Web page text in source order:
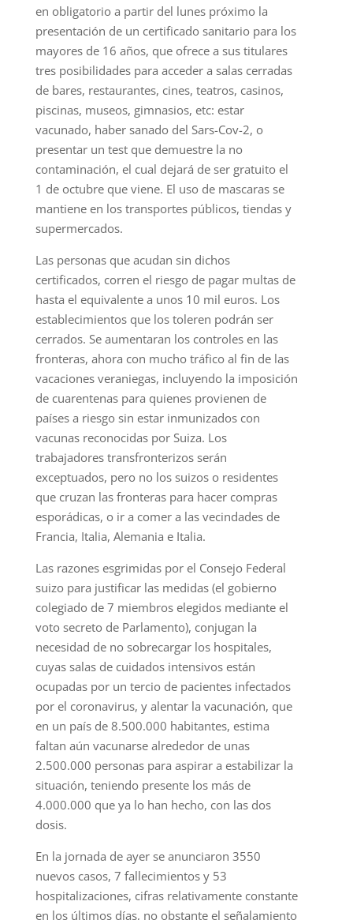
en obligatorio a partir del lunes próximo la
presentación de un certificado sanitario para los
mayores de 16 años, que ofrece a sus titulares
tres posibilidades para acceder a salas cerradas
de bares, restaurantes, cines, teatros, casinos,
piscinas, museos, gimnasios, etc: estar
vacunado, haber sanado del Sars-Cov-2, o
presentar un test que demuestre la no
contaminación, el cual dejará de ser gratuito el
1 de octubre que viene. El uso de mascaras se
mantiene en los transportes públicos, tiendas y
supermercados.
Las personas que acudan sin dichos
certificados, corren el riesgo de pagar multas de
hasta el equivalente a unos 10 mil euros. Los
establecimientos que los toleren podrán ser
cerrados. Se aumentaran los controles en las
fronteras, ahora con mucho tráfico al fin de las
vacaciones veraniegas, incluyendo la imposición
de cuarentenas para quienes provienen de
países a riesgo sin estar inmunizados con
vacunas reconocidas por Suiza. Los
trabajadores transfronterizos serán
exceptuados, pero no los suizos o residentes
que cruzan las fronteras para hacer compras
esporádicas, o ir a comer a las vecindades de
Francia, Italia, Alemania e Italia.
Las razones esgrimidas por el Consejo Federal
suizo para justificar las medidas (el gobierno
colegiado de 7 miembros elegidos mediante el
voto secreto de Parlamento), conjugan la
necesidad de no sobrecargar los hospitales,
cuyas salas de cuidados intensivos están
ocupadas por un tercio de pacientes infectados
por el coronavirus, y alentar la vacunación, que
en un país de 8.500.000 habitantes, estima
faltan aún vacunarse alrededor de unas
2.500.000 personas para aspirar a estabilizar la
situación, teniendo presente los más de
4.000.000 que ya lo han hecho, con las dos
dosis.
En la jornada de ayer se anunciaron 3550
nuevos casos, 7 fallecimientos y 53
hospitalizaciones, cifras relativamente constante
en los últimos días, no obstante el señalamiento